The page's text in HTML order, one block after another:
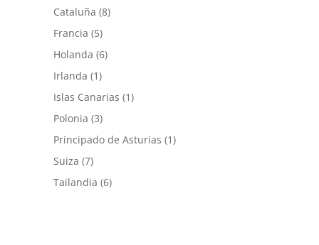
Cataluña (8)
Francia (5)
Holanda (6)
Irlanda (1)
Islas Canarias (1)
Polonia (3)
Principado de Asturias (1)
Suiza (7)
Tailandia (6)